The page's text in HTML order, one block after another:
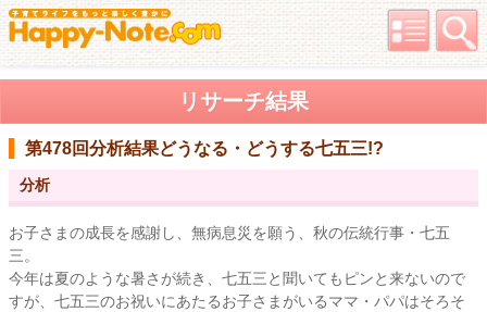
リサーチ結果
第478回分析結果どうなる・どうする七五三!?
分析
お子さまの成長を感謝し、無病息災を願う、秋の伝統行事・七五
三。
今年は夏のような暑さが続き、七五三と聞いてもピンと来ないので
すが、七五三のお祝いにあたるお子さまがいるママ・パパはそろそ